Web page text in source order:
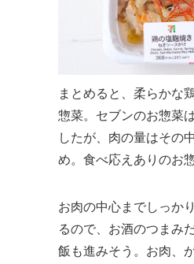
まとめると、柔らかな
惣菜。セブンのお惣菜
したが、肉の量はその
め。食べ応えありのお
お肉の中心までしっか
るので、お酒のつまみ
飯も進みそう。お肉、